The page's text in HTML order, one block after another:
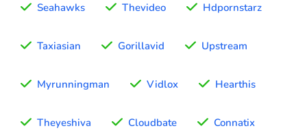
Seahawks Thevideo Hdpornstarz
Taxiasian Gorillavid Upstream
Myrunningman Vidlox Hearthis
Theyeshiva Cloudbate Connatix